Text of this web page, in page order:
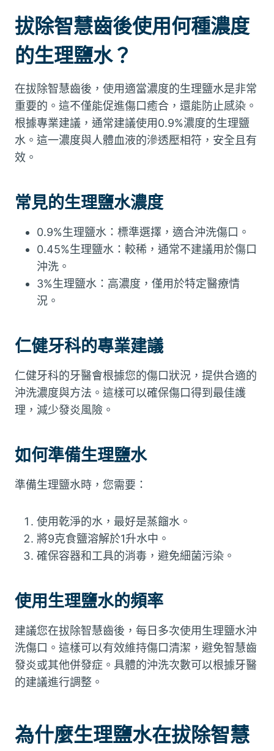
拔除智慧齒後使用何種濃度
的生理鹽水？
在拔除智慧齒後，使用適當濃度的生理鹽水是非常
重要的。這不僅能促進傷口癒合，還能防止感染。
根據專業建議，通常建議使用0.9%濃度的生理鹽
水。這一濃度與人體血液的滲透壓相符，安全且有
效。
常見的生理鹽水濃度
0.9%生理鹽水：標準選擇，適合沖洗傷口。
0.45%生理鹽水：較稀，通常不建議用於傷口
沖洗。
3%生理鹽水：高濃度，僅用於特定醫療情
況。
仁健牙科的專業建議
仁健牙科的牙醫會根據您的傷口狀況，提供合適的
沖洗濃度與方法。這樣可以確保傷口得到最佳護
理，減少發炎風險。
如何準備生理鹽水
準備生理鹽水時，您需要：
使用乾淨的水，最好是蒸餾水。
將9克食鹽溶解於1升水中。
確保容器和工具的消毒，避免細菌污染。
使用生理鹽水的頻率
建議您在拔除智慧齒後，每日多次使用生理鹽水沖
洗傷口。這樣可以有效維持傷口清潔，避免智慧齒
發炎或其他併發症。具體的沖洗次數可以根據牙醫
的建議進行調整。
為什麼生理鹽水在拔除智慧